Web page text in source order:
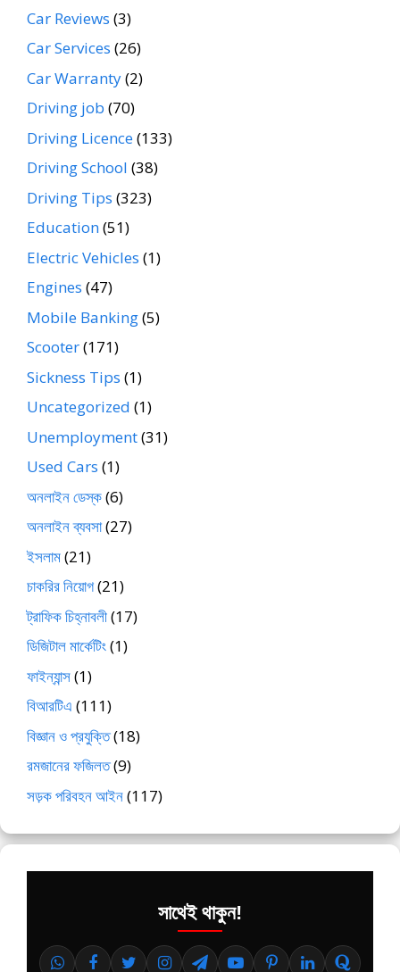
Car Reviews (3)
Car Services (26)
Car Warranty(2)
Driving job (70)
Driving Licence(133)
Driving School (38)
Driving Tips (323)
Education(51)
Electric Vehicles (1)
Engines (47)
Mobile Banking(5)
Scooter(171)
Sickness Tips (1)
Uncategorized (1)
Unemployment(31)
Used Cars (1)
অনলাইন ডেস্ক(6)
অনলাইন ব্যবসা(27)
ইসলাম(21)
চাকরির নিয়োগ(21)
ট্রাফিক চিহ্নাবলী(17)
ডিজিটাল মার্কেটিং(1)
ফাইন্যান্স(1)
বিআরটিএ (111)
বিজ্ঞান ও প্রযুক্তি(18)
রমজানের ফজিলত(9)
সড়ক পরিবহন আইন(117)
সাথেই থাকুন!